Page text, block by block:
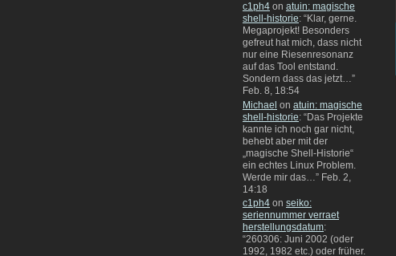
c1ph4 on atuin: magische
shell-historie: “Klar, gerne.
Megaprojekt! Besonders
gefreut hat mich, dass nicht
nur eine Riesenresonanz
auf das Tool entstand.
Sondern dass das jetzt…”
Feb. 8, 18:54
Michael on atuin: magische
shell-historie: “Das Projekte
kannte ich noch gar nicht,
behebt aber mit der
„magische Shell-Historie“
ein echtes Linux Problem.
Werde mir das… ” Feb. 2,
14:18
c1ph4 on seiko:
seriennummer verraet
herstellungsdatum:
“260306: Juni 2002 (oder
1992, 1982 etc.) oder früher.